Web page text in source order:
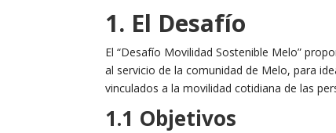
1. El Desafío
El “Desafío Movilidad Sostenible Melo”
al servicio de la comunidad de Melo, para
vinculados a la movilidad cotidiana de las
1.1 Objetivos